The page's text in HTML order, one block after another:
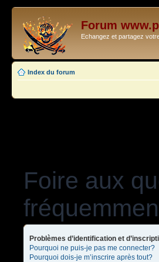
Forum
Echangez et partagez
Index du forum
Foire aux
Problèmes d’identification et
Pourquoi ne puis-je pas me connecter?
Pourquoi dois-je m’inscrire après tout?